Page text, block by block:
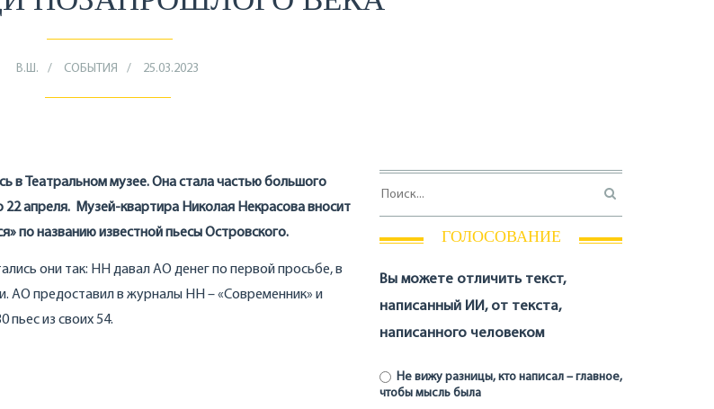
В.Ш. СОБЫТИЯ 25.03.2023
в Театральном музее. Она стала частью большого
апреля. Музей-квартира Николая Некрасова вносит
по названию известной пьесы Островского.
они так: НН давал АО денег по первой просьбе, в
АО предоставил в журналы НН – «Современник» и
пьес из своих 54.
ГОЛОСОВАНИЕ
Вы можете отличить текст,
написанный ИИ, от текста,
написанного человеком
Не вижу разницы, кто написал – главное,
чтобы мысль была